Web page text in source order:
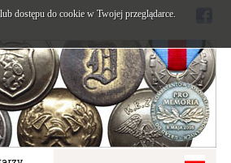
dostępu do cookie w Twojej przeglądarce.